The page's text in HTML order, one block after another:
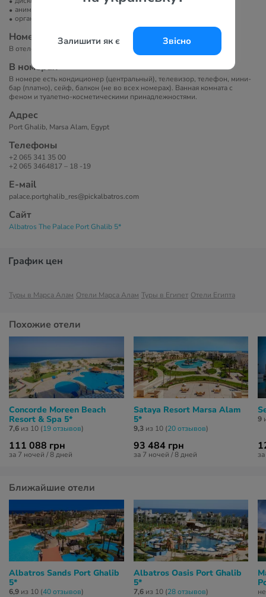
Залишити як є Звісно
анимация
организация экскурсий
Номера
В отеле 309 номеров.
В номерах
В номере есть кондиционер (центральный), телевизор, телефон, мини-
бар (платно), сейф, балкон (не во всех номерах). Ванная комната с
феном и туалетно-косметическими принадлежностями.
Адрес
Port Ghalib, Marsa Alam, Egypt
Телефоны
+2 065 341 35 00
+2 065 3464817 – 18 -19
Е-маil
palace.portghalib_res@pickalbatros.com
Сайт
Albatros The Palace Port Ghalib 5*
График цен
Туры в Марса Алам Отели Марса Алам Туры в Египет Отели Египта
Похожие отели
Concorde Moreen Beach
Resort & Spa 5*
7,6 из 10 (19 отзывов)
111 088 грн
за 7 ночей / 8 дней
Sataya Resort Marsa Alam
5*
9,3из 10 (20 отзывов)
93 484 грн
за 7 ночей / 8 дней
9
Ближайшие отели
Albatros Sands Port Ghalib
5*
6,9 из 10 (40 отзывов)
Albatros Oasis Port Ghalib
5*
7,6из 10 (28 отзывов)